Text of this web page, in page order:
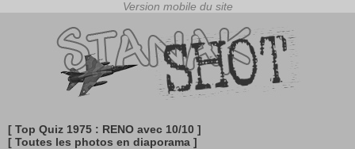
[ Top Quiz 1975 : RENO avec 10/10 ]
[ Toutes les photos en diaporama ]